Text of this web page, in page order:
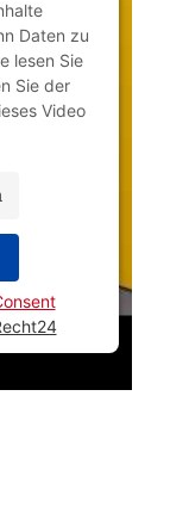
Daten zu
lesen Sie
Sie der
Video